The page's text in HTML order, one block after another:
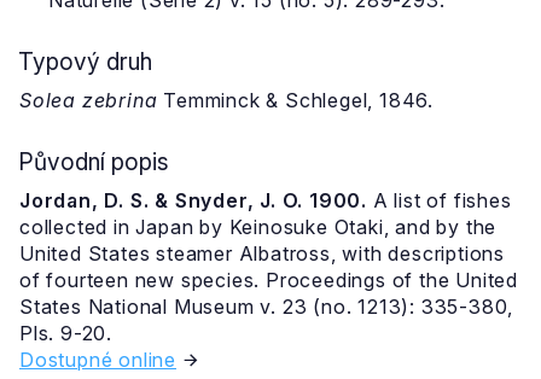
Typový druh
Solea zebrina Temminck & Schlegel, 1846.
Původní popis
Jordan, D. S. & Snyder, J. O. 1900. A list of fishes
collected in Japan by Keinosuke Otaki, and by the
United States steamer Albatross, with descriptions
of fourteen new species. Proceedings of the United
States National Museum v. 23 (no. 1213): 335-380,
Pls. 9-20.
Dostupné online